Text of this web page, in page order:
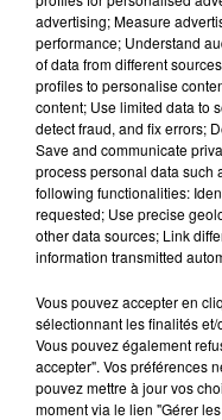
Lecture (2 min
100%
100% Radio les
8 janvier 2025 - 2 min
LES INFOS DE
14H00
advertising; Measure
performance; Understand
of data from different
profiles to personalise
content; Use limited data to
detect fraud, and fix errors;
Save and communicate
process personal data such
following functionalities:
requested; Use precise
other data sources; Link
information transmitted
Vous pouvez accepter en
sélectionnant les finalités
Vous pouvez également
accepter". Vos préférences
pouvez mettre à jour vos
moment via le lien "Gérer